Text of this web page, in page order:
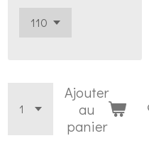
Ajouter
au
panier